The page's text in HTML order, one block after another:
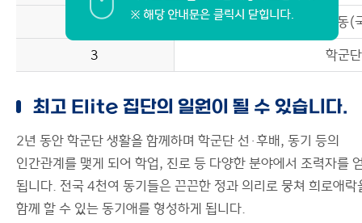
2
대외활동
3
학군
최고 Elite 집단의 일원이 될 수 있습니다.
2년 동안 학군단 생활을 함께하며 학군단 선·후배, 동기 등의
인간관계를 맺게 되어 학업, 진로 등 다양한 분야에서 조력자를
됩니다. 전국 4천여 동기들은 끈끈한 정과 의리로 뭉쳐 희로애락
함께 할 수 있는 동기애를 형성하게 됩니다.